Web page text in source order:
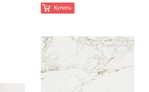
Купить